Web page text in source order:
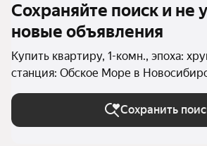
Сохраняйте поиск и не
новые объявления
Купить квартиру, 1-комн., эпоха:
станция: Обское Море в
Сохранить